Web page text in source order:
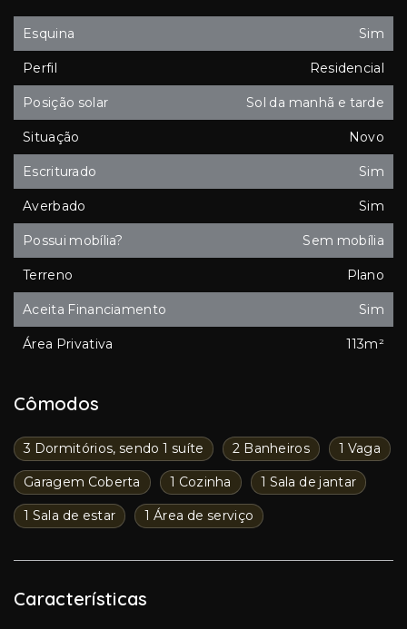
Cômodos
3 Dormitórios, sendo 1 suíte 2 Banheiros 1 Vaga
Garagem Coberta 1 Cozinha 1 Sala de jantar
1 Sala de estar 1 Área de serviço
Características
Esquina Sim
Perfil Residencial
Posição solar Sol da manhã e tarde
Situação Novo
Escriturado Sim
Averbado Sim
Possui mobília? Sem mobília
Terreno Plano
Aceita Financiamento Sim
Área Privativa 113m²